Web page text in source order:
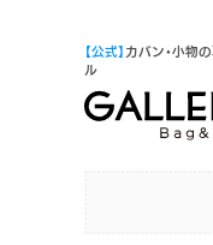
【公式】 カバン・小物
ル